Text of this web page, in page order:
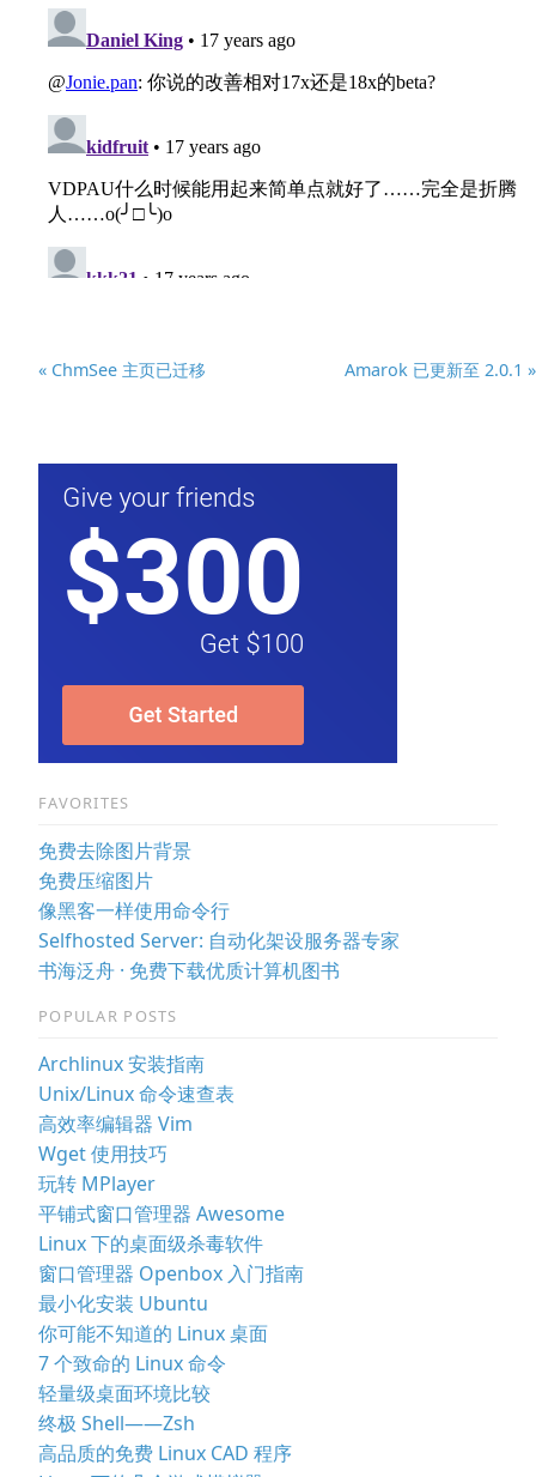
« ChmSee 主页已迁移 Amarok 已更新至 2.0.1 »
FAVORITES
免费去除图片背景
免费压缩图片
像黑客一样使用命令行
Selfhosted Server: 自动化架设服务器专家
书海泛舟 · 免费下载优质计算机图书
POPULAR POSTS
Archlinux 安装指南
Unix/Linux 命令速查表
高效率编辑器 Vim
Wget 使用技巧
玩转 MPlayer
平铺式窗口管理器 Awesome
Linux 下的桌面级杀毒软件
窗口管理器 Openbox 入门指南
最小化安装 Ubuntu
你可能不知道的 Linux 桌面
7 个致命的 Linux 命令
轻量级桌面环境比较
终极 Shell——Zsh
高品质的免费 Linux CAD 程序